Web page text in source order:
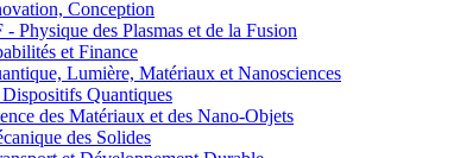
Conception
des Plasmas et de la Fusion
et Finance
Lumière, Matériaux et Nanosciences
Quantiques
des Matériaux et des Nano-Objets
des Solides